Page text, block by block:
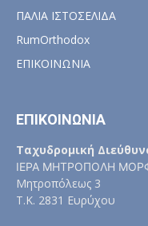
ΠΑΛΙΑ ΙΣΤΟΣΕΛΙΔΑ
RumOrthodox
ΕΠΙΚΟΙΝΩΝΙΑ
ΕΠΙΚΟΙΝΩΝΙΑ
Ταχυδρομική
ΙΕΡΑ ΜΗΤΡΟΠΟΛΗ
Μητροπόλεως 3
Τ.Κ. 2831 Ευρύχου